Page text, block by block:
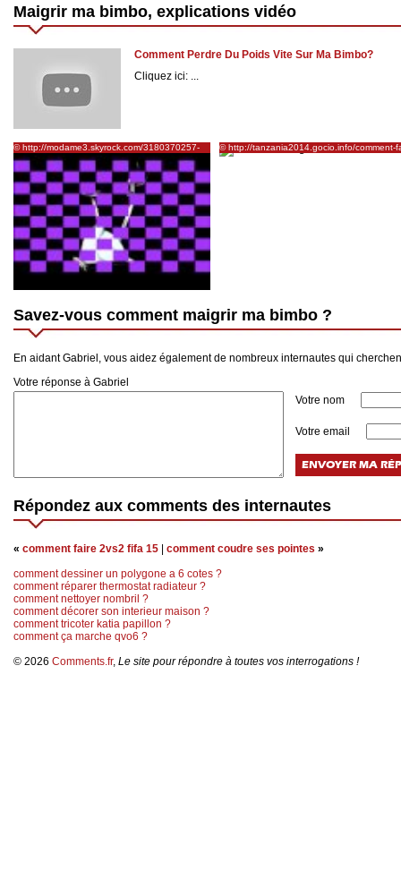
Maigrir ma bimbo, explications vidéo
Comment Perdre Du Poids Vite Sur Ma Bimbo?
Cliquez ici: ...
© http://modame3.skyrock.com/3180370257-
comment-faire-maigrir-ma-bimbo.html
© http://tanzania2014.gocio.info/comment-
pour-perdre-du-c6ab8-poids-a51e0
Savez-vous comment maigrir ma bimbo ?
En aidant Gabriel, vous aidez également de nombreux internautes qui
Votre réponse à Gabriel
Votre nom
Votre email
Répondez aux comments des internautes
« comment faire 2vs2 fifa 15 comment coudre ses pointes »
comment dessiner un polygone a 6 cotes ?
comment réparer thermostat radiateur ?
comment nettoyer nombril ?
comment décorer son interieur maison ?
comment tricoter katia papillon ?
comment ça marche qvo6 ?
© 2026 Comments.fr, Le site pour répondre à toutes vos interrogations !